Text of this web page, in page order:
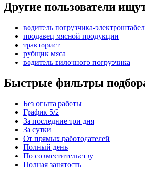
Другие пользователи
водитель погрузчика-
продавец мясной продукции
тракторист
рубщик мяса
водитель вилочного погрузчика
Быстрые фильтры
Без опыта работы
График 5/2
За последние три дня
За сутки
От прямых работодателей
Полный день
По совместительству
Полная занятость